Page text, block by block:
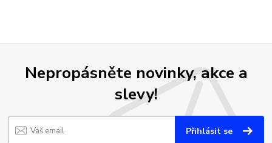
Nepropásněte novinky, akce a
slevy!
Přihlásit se